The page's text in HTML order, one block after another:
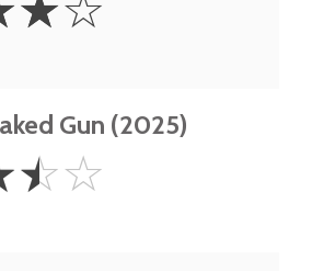
Gun (2025)
☆☆